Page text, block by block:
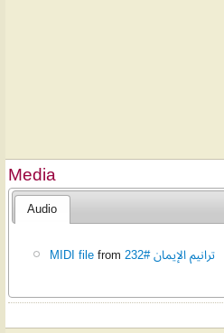
Media
Audio
MIDI file from ترانيم الإيمان #232